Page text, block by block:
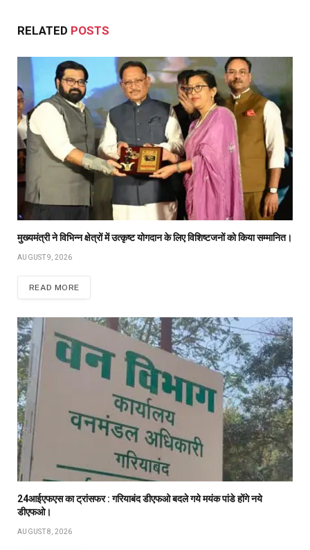
RELATED POSTS
मुख्यमंत्री ने विभिन्न क्षेत्रों में उत्कृष्ट योगदान के लिए विशिष्टजनों को किया सम्मानित।
AUGUST 9, 2026
READ MORE
24आईएफएस का ट्रांसफर : गरियाबंद डीएफओ बदले गये मयंक पांडे होंगे नये
डीएफओ।
AUGUST 8, 2026